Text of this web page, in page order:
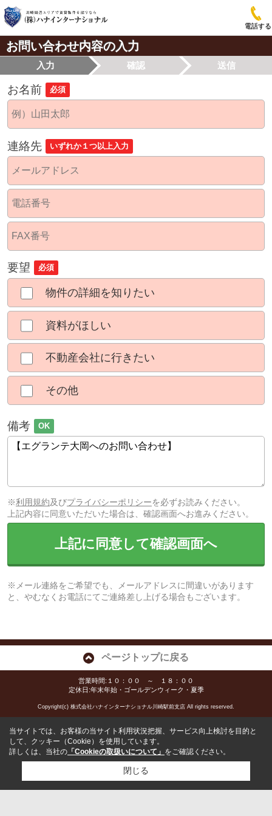
電話する
お問い合わせ内容の入力
入力 確認 送信
お名前 必須
連絡先 いずれか１つ以上入力
要望 必須
物件の詳細を知りたい
資料がほしい
不動産会社に行きたい
その他
備考 OK
※利用規約及びプライバシーポリシーを必ずお読みください。
上記内容に同意いただいた場合は、確認画面へお進みください。
上記に同意して確認画面へ
※メール連絡をご希望でも、メールアドレスに間違いがあります
と、やむなくお電話にてご連絡差し上げる場合もございます。
ページトップに戻る
営業時間:１０：００ ～ １８：００
定休日:年末年始・ゴールデンウィーク・夏季
Copyright(c) 株式会社ハナインターナショナル川崎駅前支店 All rights reserved.
当サイトでは、お客様の当サイト利用状況把握、サービス向上検討を目的と
して、クッキー（Cookie）を使用しています。
詳しくは、当社の 「Cookieの取扱いについて」 をご確認ください。
閉じる